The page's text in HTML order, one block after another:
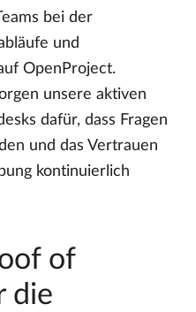
bei der
und
OpenProject.
unsere aktiven
dafür, dass Fragen
und das Vertrauen
kontinuierlich
of
die